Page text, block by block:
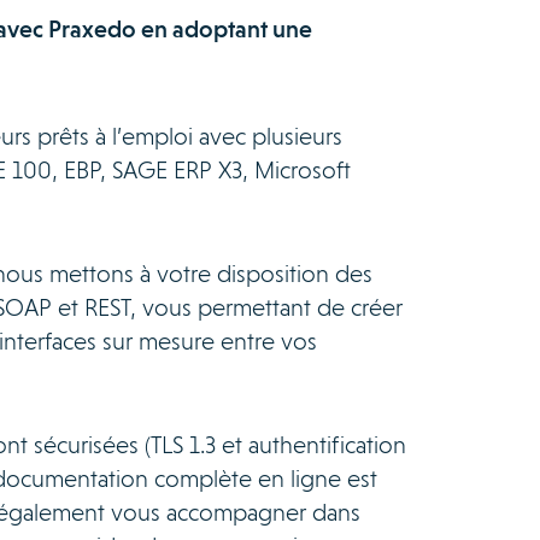
Praxedo en adoptant une
prêts à l’emploi avec plusieurs
EBP, SAGE ERP X3, Microsoft
mettons à votre disposition des
et REST, vous permettant de créer
sur mesure entre vos
sécurisées (TLS 1.3 et authentification
complète en ligne est
vous accompagner dans